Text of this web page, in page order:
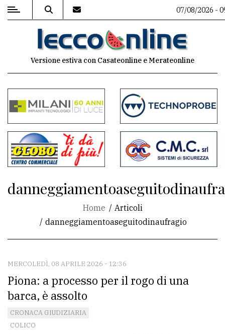
MENU
commenti
Contenuti
del
sito
Meteo
CONTATTI
redazione
Scrivici
la
07/08/2026 -
Versione estiva con Casateonline e Merateonline
Home
Articoli
danneggiamentoaseguitodinaufragio
MERCOLEDÌ, 08 APRILE 2026 - 12:36
Piona: a processo per il rogo di una
barca, è assolto
CRONACA GIUDIZIARIA
COLICO